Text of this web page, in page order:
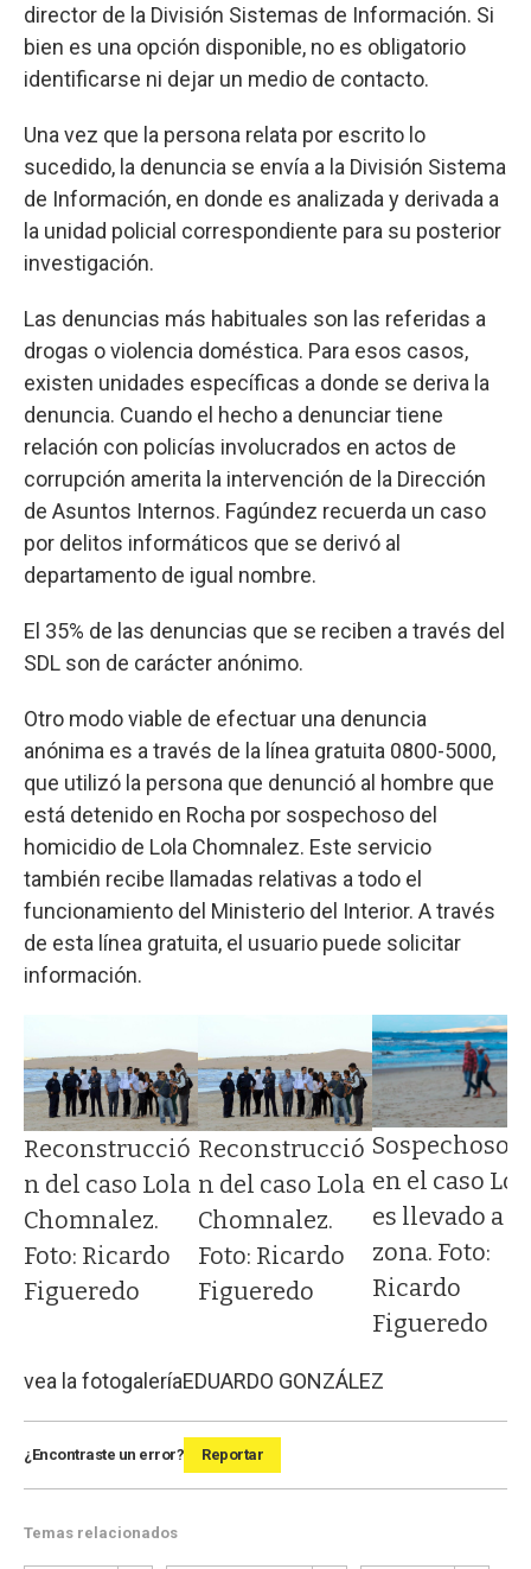
director de la División Sistemas de Información. Si
bien es una opción disponible, no es obligatorio
identificarse ni dejar un medio de contacto.
Una vez que la persona relata por escrito lo
sucedido, la denuncia se envía a la División Sistema
de Información, en donde es analizada y derivada a
la unidad policial correspondiente para su posterior
investigación.
Las denuncias más habituales son las referidas a
drogas o violencia doméstica. Para esos casos,
existen unidades específicas a donde se deriva la
denuncia. Cuando el hecho a denunciar tiene
relación con policías involucrados en actos de
corrupción amerita la intervención de la Dirección
de Asuntos Internos. Fagúndez recuerda un caso
por delitos informáticos que se derivó al
departamento de igual nombre.
El 35% de las denuncias que se reciben a través del
SDL son de carácter anónimo.
Otro modo viable de efectuar una denuncia
anónima es a través de la línea gratuita 0800-5000,
que utilizó la persona que denunció al hombre que
está detenido en Rocha por sospechoso del
homicidio de Lola Chomnalez. Este servicio
también recibe llamadas relativas a todo el
funcionamiento del Ministerio del Interior. A través
de esta línea gratuita, el usuario puede solicitar
información.
Reconstrucció
n del caso Lola
Chomnalez.
Foto: Ricardo
Figueredo
Reconstrucció
n del caso Lola
Chomnalez.
Foto: Ricardo
Figueredo
Sospechoso
en el caso
es llevado a la
zona. Foto:
Ricardo
Figueredo
vea la fotogaleríaEDUARDO GONZÁLEZ
¿Encontraste un error? Reportar
Temas relacionados